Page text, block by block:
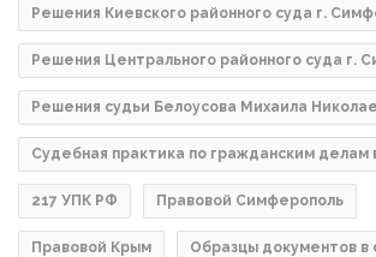
Решения Киевского районного суда г.
Решения Центрального районного суда г.
Решения судьи Белоусова Михаила
Судебная практика по гражданским делам
217 УПК РФ Правовой Симферополь
Правовой Крым Образцы документов в